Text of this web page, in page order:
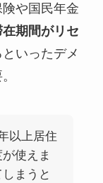
や国民年金
期間がリセ
いったデメ
以上居住
使えま
まうと